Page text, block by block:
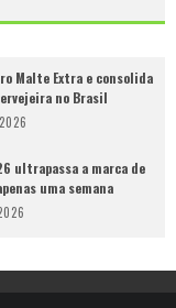
Malte Extra e consolida
no Brasil
ultrapassa a marca de
uma semana